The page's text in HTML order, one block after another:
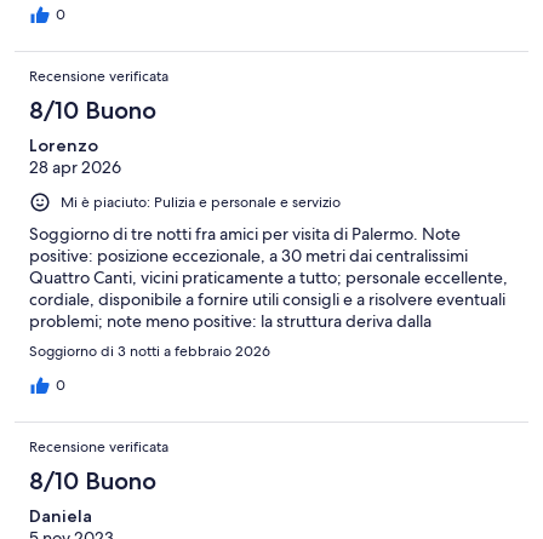
0
Recensione verificata
8/10 Buono
Lorenzo
28 apr 2026
Mi è piaciuto: Pulizia e personale e servizio
Soggiorno di tre notti fra amici per visita di Palermo. Note
positive: posizione eccezionale, a 30 metri dai centralissimi
Quattro Canti, vicini praticamente a tutto; personale eccellente,
cordiale, disponibile a fornire utili consigli e a risolvere eventuali
problemi; note meno positive: la struttura deriva dalla
ristrutturazione di un hotel storico e non tutte le camere sono
allo stesso livello (per esempio in alcune gli infissi sono precari).
Abbiamo provato anche colazione e cena, con risultati buoni, poi
Soggiorno di 3 notti a febbraio 2026
0
Recensione verificata
8/10 Buono
Daniela